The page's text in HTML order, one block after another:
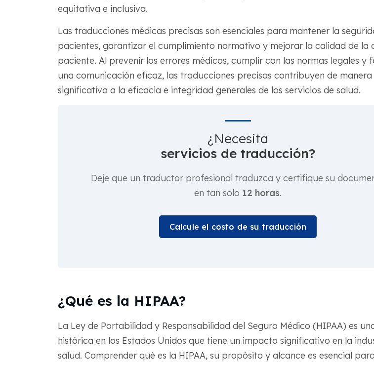
equitativa e inclusiva.
Las traducciones médicas precisas son esenciales para mantener la
pacientes, garantizar el cumplimiento normativo y mejorar la calidad de la
paciente. Al prevenir los errores médicos, cumplir con las normas legales y
una comunicación eficaz, las traducciones precisas contribuyen de manera
significativa a la eficacia e integridad generales de los servicios de salud.
¿Necesita
servicios de traducción?
Deje que un traductor profesional traduzca y certifique su
en tan solo 12 horas.
Calcule el costo de su traducción
¿Qué es la HIPAA?
La Ley de Portabilidad y Responsabilidad del Seguro Médico (HIPAA) es
histórica en los Estados Unidos que tiene un impacto significativo en la
salud. Comprender qué es la HIPAA, su propósito y alcance es esencial